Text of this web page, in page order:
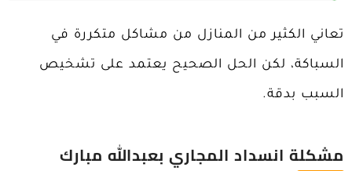
تعاني الكثير من المنازل من مشاكل متكررة في
السباكة، لكن الحل الصحيح يعتمد على تشخيص
السبب بدقة.
مشكلة انسداد المجاري بعبدالله مبارك